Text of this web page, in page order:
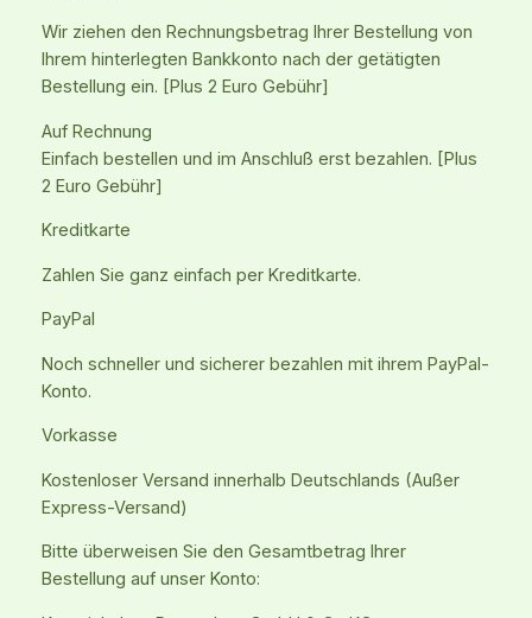
Wir ziehen den Rechnungsbetrag Ihrer Bestellung von
Ihrem hinterlegten Bankkonto nach der getätigten
Bestellung ein. [Plus 2 Euro Gebühr]
Auf Rechnung
Einfach bestellen und im Anschluß erst bezahlen. [Plus
2 Euro Gebühr]
Kreditkarte
Zahlen Sie ganz einfach per Kreditkarte.
PayPal
Noch schneller und sicherer bezahlen mit ihrem PayPal-
Konto.
Vorkasse
Kostenloser Versand innerhalb Deutschlands (Außer
Express-Versand)
Bitte überweisen Sie den Gesamtbetrag Ihrer
Bestellung auf unser Konto: